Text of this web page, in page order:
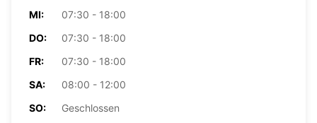
MI:
07:30 - 18:00
DO:
07:30 - 18:00
FR:
07:30 - 18:00
SA:
08:00 - 12:00
SO:
Geschlossen